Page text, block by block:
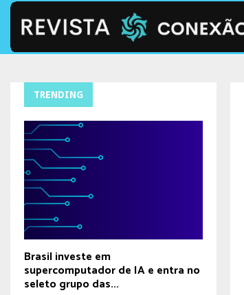
TRENDING
Brasil investe em
supercomputador de IA e entra no
seleto grupo das...